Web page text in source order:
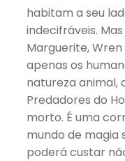
habitam a seu
indecifráveis.
Marguerite,
apenas os
natureza animal,
Predadores do
morto. É uma
mundo de magia
poderá custar